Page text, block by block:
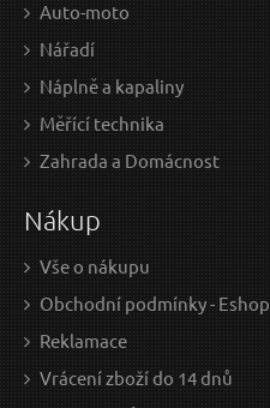
Auto-moto
Nářadí
Náplně a kapaliny
Měřící technika
Zahrada a Domácnost
Nákup
Vše o nákupu
Obchodní podmínky - Eshop
Reklamace
Vrácení zboží do 14 dnů